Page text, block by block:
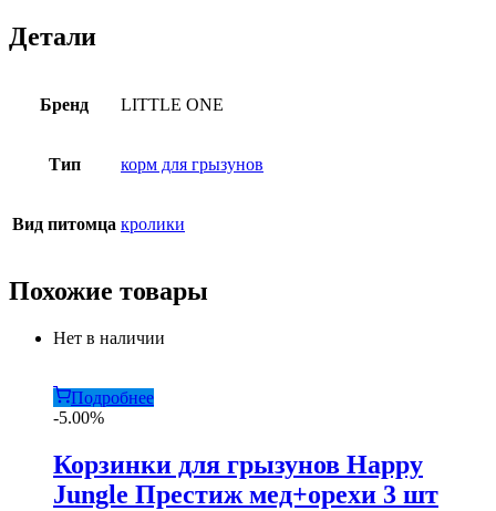
Детали
Бренд LITTLE ONE
Тип корм для грызунов
Вид питомца кролики
Похожие товары
Нет в наличии
Подробнее
-5.00%
Корзинки для грызунов Happy
Jungle Престиж мед+орехи 3 шт